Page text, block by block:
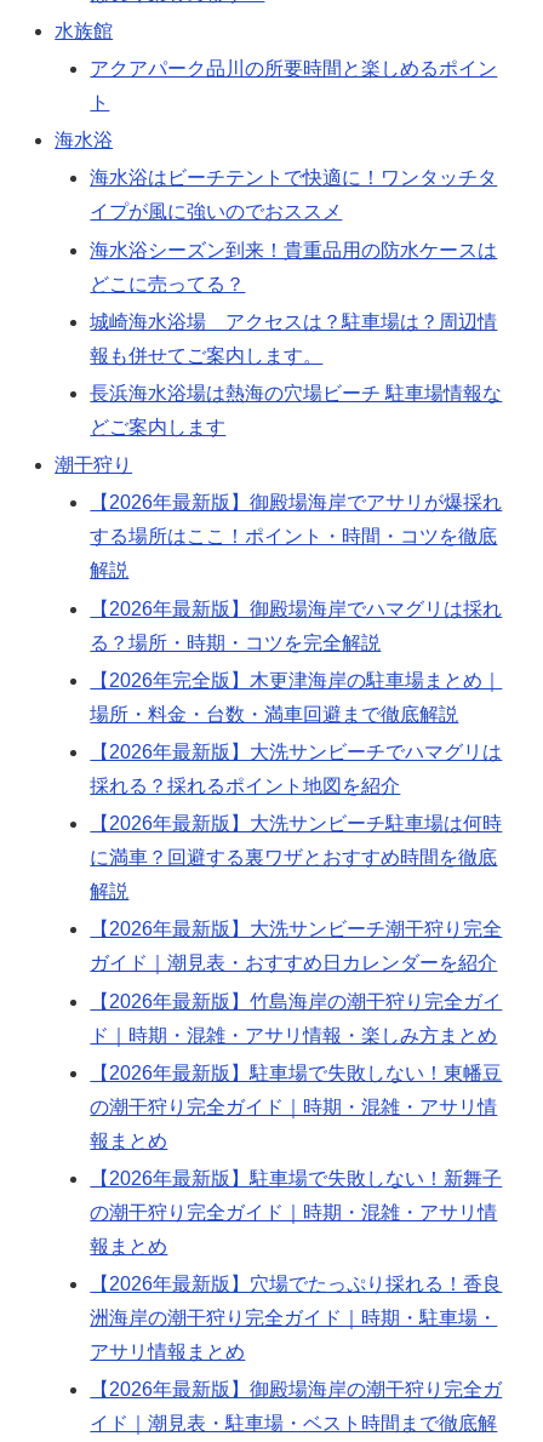
水族館
アクアパーク品川の所要時間と楽しめるポイン
ト
海水浴
海水浴はビーチテントで快適に！ワンタッチタ
イプが風に強いのでおススメ
海水浴シーズン到来！貴重品用の防水ケースは
どこに売ってる？
城崎海水浴場 アクセスは？駐車場は？周辺情
報も併せてご案内します。
長浜海水浴場は熱海の穴場ビーチ 駐車場情報な
どご案内します
潮干狩り
【2026年最新版】御殿場海岸でアサリが爆採れ
する場所はここ！ポイント・時間・コツを徹底
解説
【2026年最新版】御殿場海岸でハマグリは採れ
る？場所・時期・コツを完全解説
【2026年完全版】木更津海岸の駐車場まとめ｜
場所・料金・台数・満車回避まで徹底解説
【2026年最新版】大洗サンビーチでハマグリは
採れる？採れるポイント地図を紹介
【2026年最新版】大洗サンビーチ駐車場は何時
に満車？回避する裏ワザとおすすめ時間を徹底
解説
【2026年最新版】大洗サンビーチ潮干狩り完全
ガイド｜潮見表・おすすめ日カレンダーを紹介
【2026年最新版】竹島海岸の潮干狩り完全ガイ
ド｜時期・混雑・アサリ情報・楽しみ方まとめ
【2026年最新版】駐車場で失敗しない！東幡豆
の潮干狩り完全ガイド｜時期・混雑・アサリ情
報まとめ
【2026年最新版】駐車場で失敗しない！新舞子
の潮干狩り完全ガイド｜時期・混雑・アサリ情
報まとめ
【2026年最新版】穴場でたっぷり採れる！香良
洲海岸の潮干狩り完全ガイド｜時期・駐車場・
アサリ情報まとめ
【2026年最新版】御殿場海岸の潮干狩り完全ガ
イド｜潮見表・駐車場・ベスト時間まで徹底解